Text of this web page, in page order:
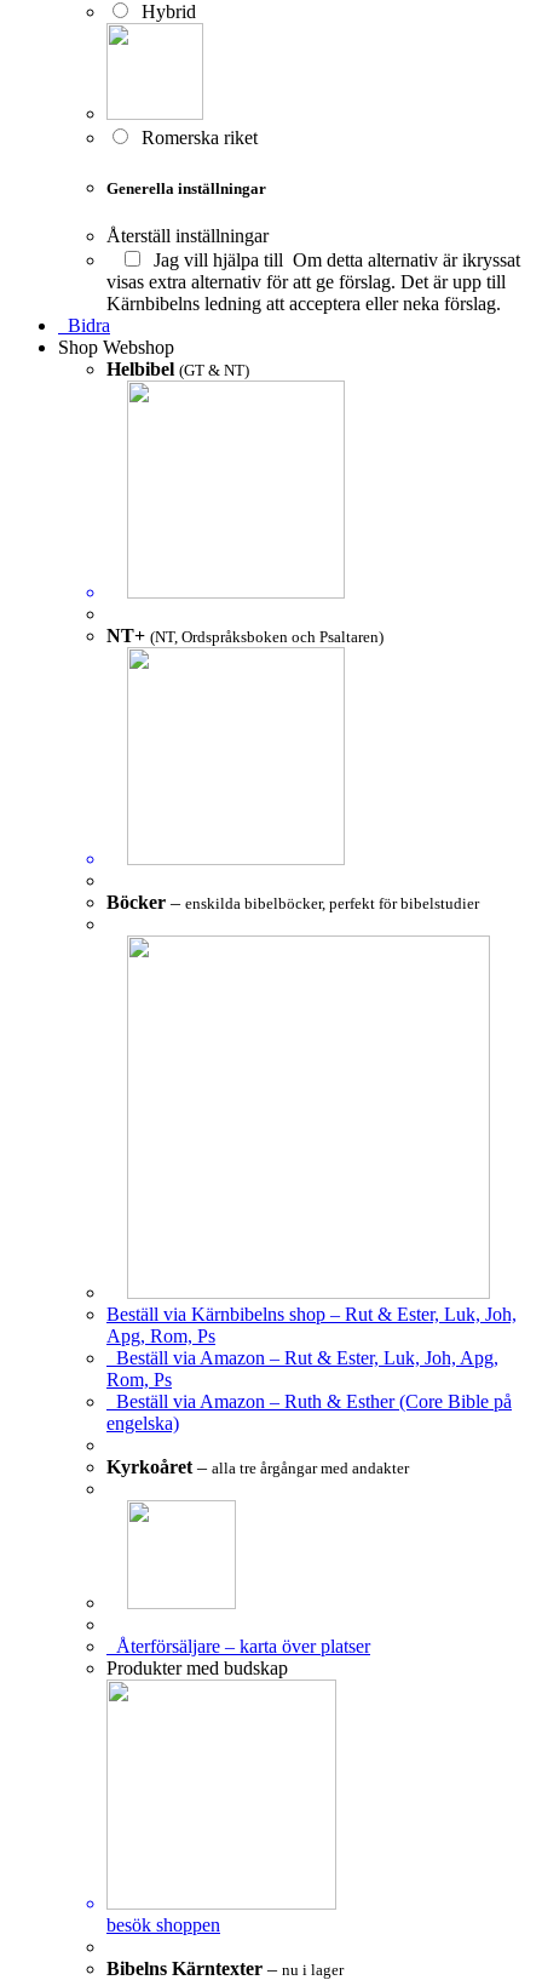
Hybrid
Romerska riket
Generella inställningar
Återställ inställningar
Jag vill hjälpa till Om detta alternativ är ikryssat
visas extra alternativ för att ge förslag. Det är upp till
Kärnbibelns ledning att acceptera eller neka förslag.
Bidra
Shop Webshop
Helbibel (GT & NT)
NT+ (NT, Ordspråksboken och Psaltaren)
Böcker – enskilda bibelböcker, perfekt för bibelstudier
Beställ via Kärnbibelns shop – Rut & Ester, Luk, Joh,
Apg, Rom, Ps
Beställ via Amazon – Rut & Ester, Luk, Joh, Apg,
Rom, Ps
Beställ via Amazon – Ruth & Esther (Core Bible på
engelska)
Kyrkoåret – alla tre årgångar med andakter
Återförsäljare – karta över platser
Produkter med budskap
besök shoppen
Bibelns Kärntexter – nu i lager